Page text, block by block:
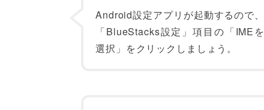
Android設定アプリが起動するので、
「BlueStacks設定」項目の「IMEを
選択」をクリックしましょう。